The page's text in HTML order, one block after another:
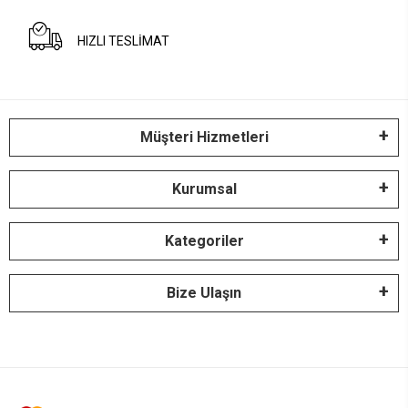
HIZLI TESLİMAT
Müşteri Hizmetleri
Kurumsal
Kategoriler
Bize Ulaşın